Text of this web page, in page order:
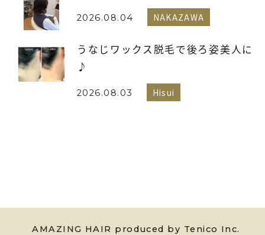
2026.08.04 NAKAZAWA
うなじワックス脱毛で後ろ姿美人に
♪
2026.08.03 Hisui
AMAZING HAIR produced by Tenico Inc.